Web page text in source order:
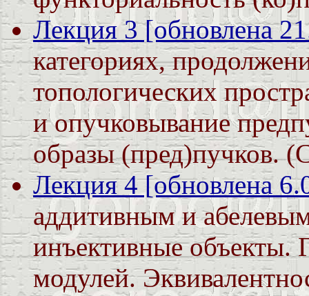
Лекция 3 [обновлена
категориях,
топологических
и опучковывание
образы (пред)пучков.
Лекция 4 [обновлена
аддитивным и
инъективные объекты.
модулей.